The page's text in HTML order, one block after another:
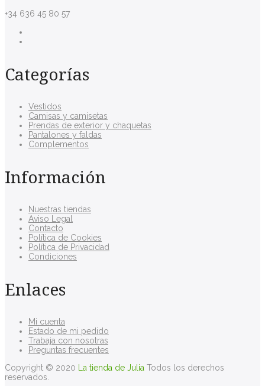
+34 636 45 80 57
Categorías
Vestidos
Camisas y camisetas
Prendas de exterior y chaquetas
Pantalones y faldas
Complementos
Información
Nuestras tiendas
Aviso Legal
Contacto
Política de Cookies
Política de Privacidad
Condiciones
Enlaces
Mi cuenta
Estado de mi pedido
Trabaja con nosotras
Preguntas frecuentes
Copyright © 2020 La tienda de Julia Todos los derechos
reservados.